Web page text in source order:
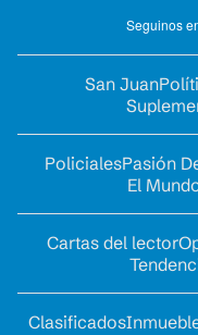
Seguinos
San Juan
PolicialesPasión
El
Cartas del lector
Clasificados